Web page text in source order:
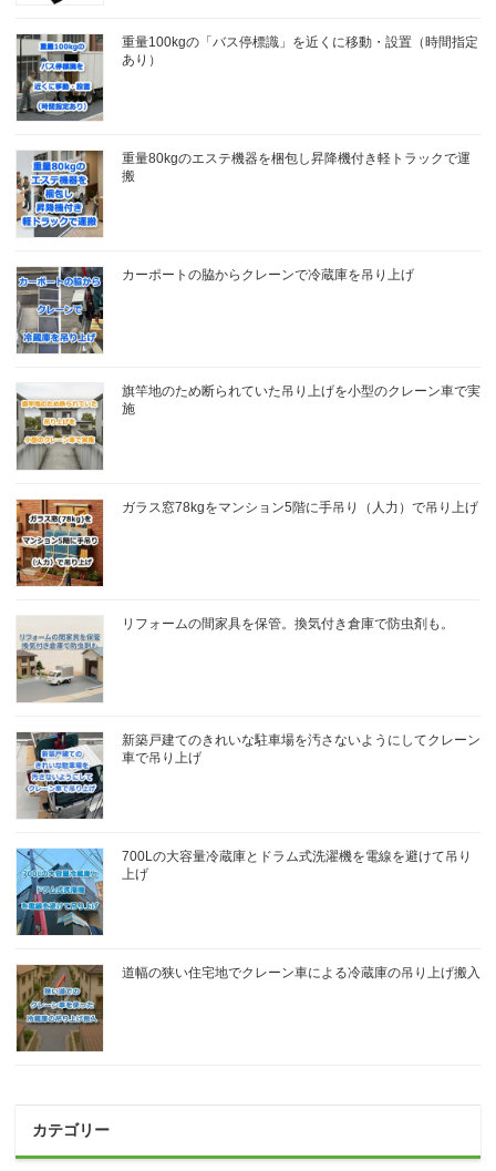
重量100kgの「バス停標識」を近くに移動・設置（時間指定
あり）
重量80kgのエステ機器を梱包し昇降機付き軽トラックで運
搬
カーポートの脇からクレーンで冷蔵庫を吊り上げ
旗竿地のため断られていた吊り上げを小型のクレーン車で実
施
ガラス窓78kgをマンション5階に手吊り（人力）で吊り上げ
リフォームの間家具を保管。換気付き倉庫で防虫剤も。
新築戸建てのきれいな駐車場を汚さないようにしてクレーン
車で吊り上げ
700Lの大容量冷蔵庫とドラム式洗濯機を電線を避けて吊り
上げ
道幅の狭い住宅地でクレーン車による冷蔵庫の吊り上げ搬入
カテゴリー